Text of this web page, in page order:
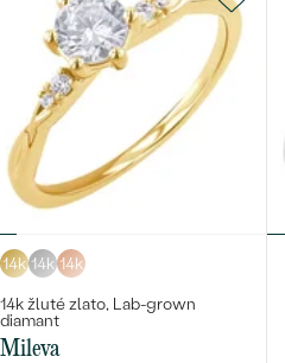
14k 14k 14k
14k žluté zlato, Lab-grown
diamant
Mileva